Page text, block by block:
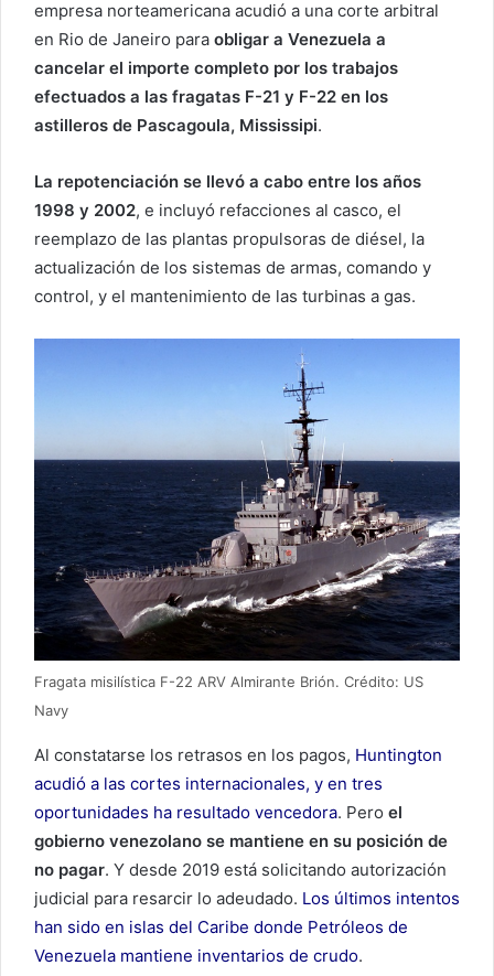
empresa norteamericana acudió a una corte arbitral
en Rio de Janeiro para obligar a Venezuela a
cancelar el importe completo por los trabajos
efectuados a las fragatas F-21 y F-22 en los
astilleros de Pascagoula, Mississipi.
La repotenciación se llevó a cabo entre los años
1998 y 2002, e incluyó refacciones al casco, el
reemplazo de las plantas propulsoras de diésel, la
actualización de los sistemas de armas, comando y
control, y el mantenimiento de las turbinas a gas.
Fragata misilística F-22 ARV Almirante Brión. Crédito: US
Navy
Al constatarse los retrasos en los pagos, Huntington
acudió a las cortes internacionales, y en tres
oportunidades ha resultado vencedora. Pero el
gobierno venezolano se mantiene en su posición de
no pagar. Y desde 2019 está solicitando autorización
judicial para resarcir lo adeudado. Los últimos intentos
han sido en islas del Caribe donde Petróleos de
Venezuela mantiene inventarios de crudo.